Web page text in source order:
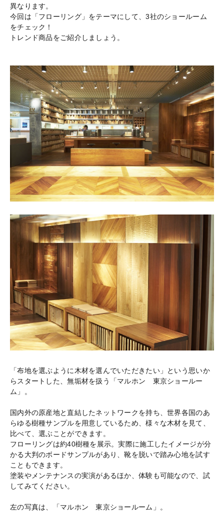
異なります。
今回は「フローリング」をテーマにして、3社のショールーム
をチェック！
トレンド商品をご紹介しましょう。
「布地を選ぶように木材を選んでいただきたい」という思いか
らスタートした、無垢材を扱う「マルホン 東京ショールー
ム」。
国内外の原産地と直結したネットワークを持ち、世界各国のあ
らゆる樹種サンプルを用意しているため、様々な木材を見て、
比べて、選ぶことができます。
フローリングは約40樹種を展示。実際に施工したイメージが分
かる大判のボードサンプルがあり、靴を脱いで踏み心地を試す
こともできます。
塗装やメンテナンスの実演があるほか、体験も可能なので、試
してみてください。
左の写真は、「マルホン 東京ショールーム」。